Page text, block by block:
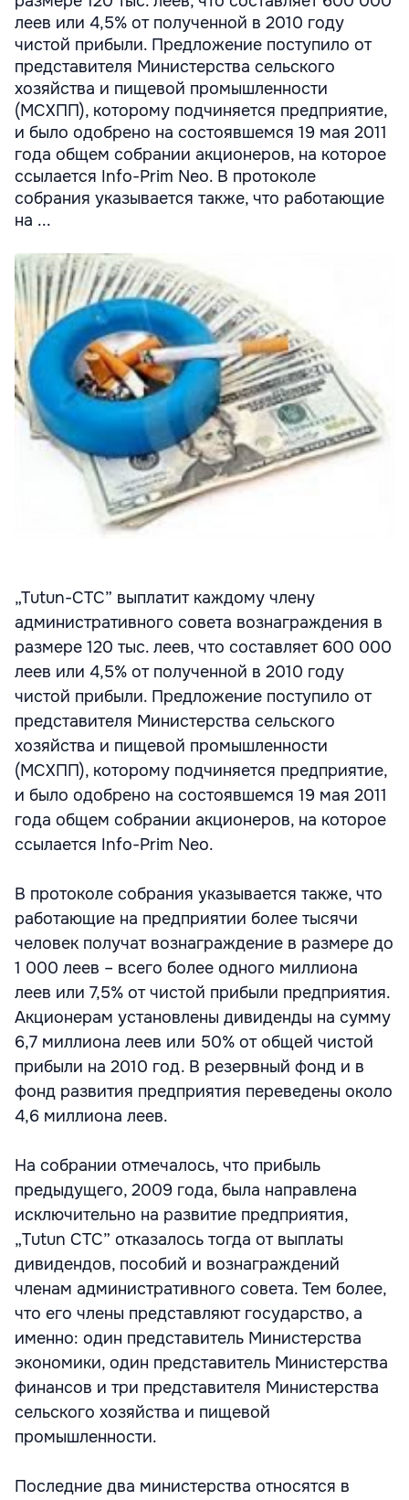
леев или 4,5% от полученной в 2010 году
чистой прибыли. Предложение поступило от
представителя Министерства сельского
хозяйства и пищевой промышленности
(МСХПП), которому подчиняется предприятие,
и было одобрено на состоявшемся 19 мая 2011
года общем собрании акционеров, на которое
ссылается Info-Prim Neo. В протоколе
собрания указывается также, что работающие
на ...
„Tutun-CTC” выплатит каждому члену
административного совета вознаграждения в
размере 120 тыс. леев, что составляет 600 000
леев или 4,5% от полученной в 2010 году
чистой прибыли. Предложение поступило от
представителя Министерства сельского
хозяйства и пищевой промышленности
(МСХПП), которому подчиняется предприятие,
и было одобрено на состоявшемся 19 мая 2011
года общем собрании акционеров, на которое
ссылается Info-Prim Neo.
В протоколе собрания указывается также, что
работающие на предприятии более тысячи
человек получат вознаграждение в размере до
1 000 леев – всего более одного миллиона
леев или 7,5% от чистой прибыли предприятия.
Акционерам установлены дивиденды на сумму
6,7 миллиона леев или 50% от общей чистой
прибыли на 2010 год. В резервный фонд и в
фонд развития предприятия переведены около
4,6 миллиона леев.
На собрании отмечалось, что прибыль
предыдущего, 2009 года, была направлена
исключительно на развитие предприятия,
„Tutun CTC” отказалось тогда от выплаты
дивидендов, пособий и вознаграждений
членам административного совета. Тем более,
что его члены представляют государство, а
именно: один представитель Министерства
экономики, один представитель Министерства
финансов и три представителя Министерства
сельского хозяйства и пищевой
промышленности.
Последние два министерства относятся в